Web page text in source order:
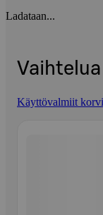
Ladataan...
Käyttövalmiit